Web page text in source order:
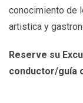
conocimiento de
artistica y
Reserve su
conductor/guía